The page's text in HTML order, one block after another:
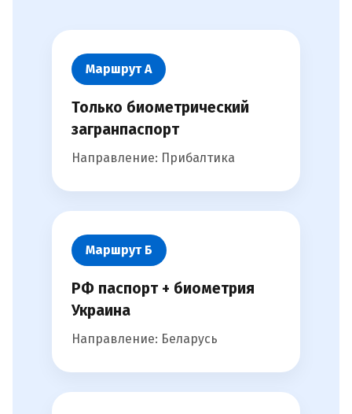
Маршрут А
Только биометрический
загранпаспорт
Направление: Прибалтика
Маршрут Б
РФ паспорт + биометрия
Украина
Направление: Беларусь